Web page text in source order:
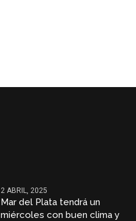
2 ABRIL, 2025
Mar del Plata tendrá un
miércoles con buen clima y